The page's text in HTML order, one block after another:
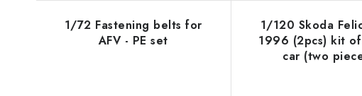
1/72 Fastening belts for
AFV - PE set
1/120 Skoda
1996 (2pcs) kit
car (two